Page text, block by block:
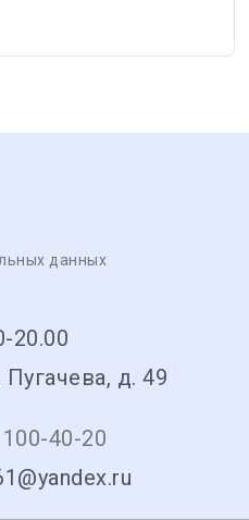
данных
20.00
Пугачева, д. 49
40-20